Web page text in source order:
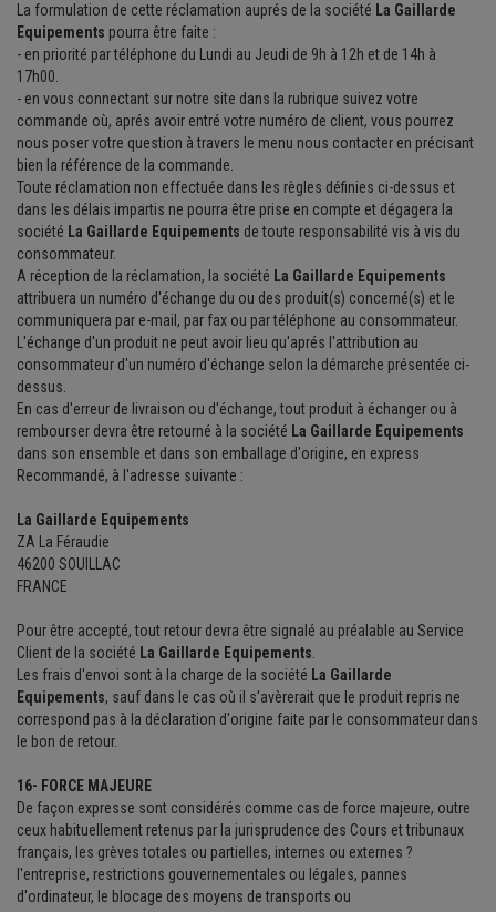
La formulation de cette réclamation auprés de la société La Gaillarde
Equipements pourra être faite :
- en priorité par téléphone du Lundi au Jeudi de 9h à 12h et de 14h à
17h00.
- en vous connectant sur notre site dans la rubrique suivez votre
commande où, aprés avoir entré votre numéro de client, vous pourrez
nous poser votre question à travers le menu nous contacter en précisant
bien la référence de la commande.
Toute réclamation non effectuée dans les règles définies ci-dessus et
dans les délais impartis ne pourra être prise en compte et dégagera la
société La Gaillarde Equipements de toute responsabilité vis à vis du
consommateur.
A réception de la réclamation, la société La Gaillarde Equipements
attribuera un numéro d'échange du ou des produit(s) concerné(s) et le
communiquera par e-mail, par fax ou par téléphone au consommateur.
L'échange d'un produit ne peut avoir lieu qu'aprés l'attribution au
consommateur d'un numéro d'échange selon la démarche présentée ci-
dessus.
En cas d'erreur de livraison ou d'échange, tout produit à échanger ou à
rembourser devra être retourné à la société La Gaillarde Equipements
dans son ensemble et dans son emballage d'origine, en express
Recommandé, à l'adresse suivante :
La Gaillarde Equipements
ZA La Féraudie
46200 SOUILLAC
FRANCE
Pour être accepté, tout retour devra être signalé au préalable au Service
Client de la société La Gaillarde Equipements
Les frais d'envoi sont à la charge de la société La Gaillarde
Equipements, sauf dans le cas où il s'avèrerait que le produit repris ne
correspond pas à la déclaration d'origine faite par le consommateur dans
le bon de retour.
16- FORCE MAJEURE
De façon expresse sont considérés comme cas de force majeure, outre
ceux habituellement retenus par la jurisprudence des Cours et tribunaux
français, les grèves totales ou partielles, internes ou externes ?
l'entreprise, restrictions gouvernementales ou légales, pannes
d'ordinateur, le blocage des moyens de transports ou